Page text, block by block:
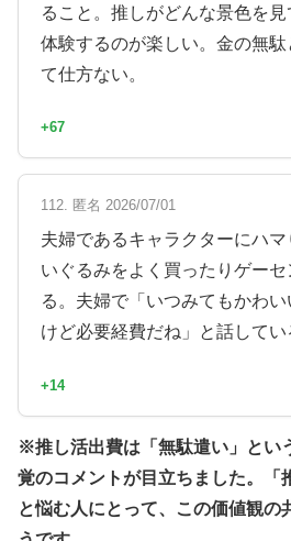
ること。推しがどんな景色を
体験するのが楽しい。金の無駄
て仕方ない。
+67
112. 匿名 2026/07/01
夫婦であるキャラクターにハ
いぐるみをよく買ったりゲー
る。夫婦で「いつみてもかわ
けど必要経費だね」と話してい
+14
※推し活出費は「無駄遣い」とい
覚のコメントが目立ちました。「
と悩む人にとって、この価値観の